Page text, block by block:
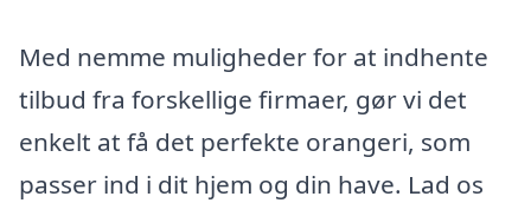
Med nemme muligheder for at indhente
tilbud fra forskellige firmaer, gør vi det
enkelt at få det perfekte orangeri, som
passer ind i dit hjem og din have. Lad os